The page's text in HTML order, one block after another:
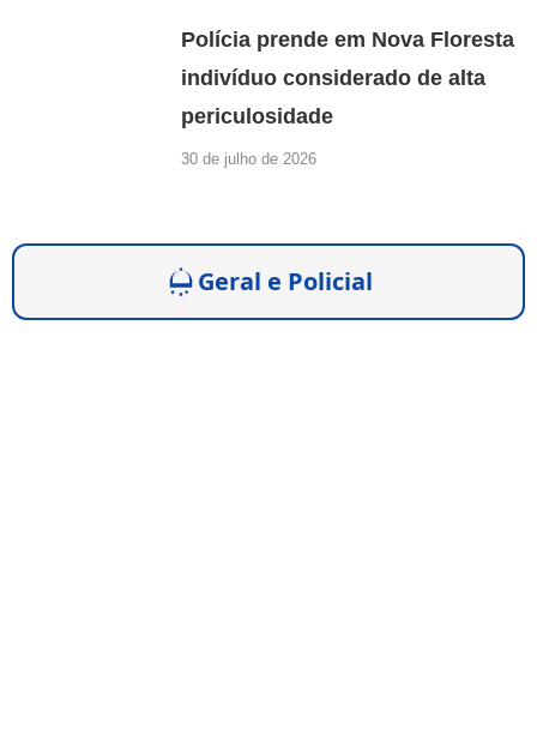
Polícia prende em Nova Floresta
indivíduo considerado de alta
periculosidade
30 de julho de 2026
Geral e Policial